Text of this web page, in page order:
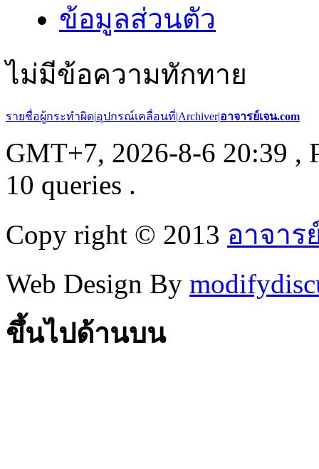
ข้อมูลส่วนตัว
ไม่มีข้อความทักทาย
รายชื่อผู้กระทำผิด|อุปกรณ์เคลื่อนที่|Archiver|อาจารย์เจน.com
GMT+7, 2026-8-6 20:39 ,
10 queries .
Copy right © 2013 อาจาร
Web Design By
ขึ้นไปด้านบน